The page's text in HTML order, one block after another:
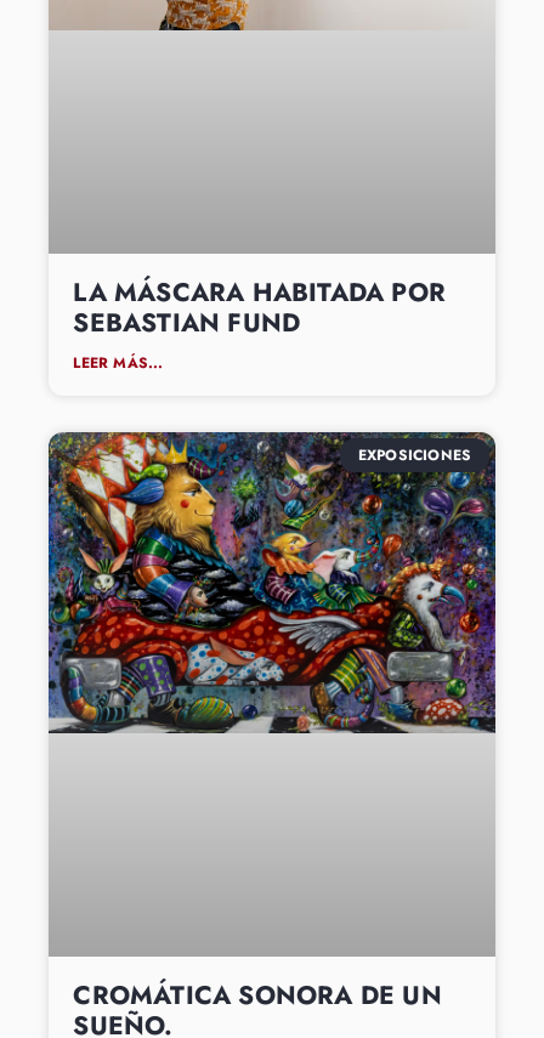
LA MÁSCARA HABITADA POR
SEBASTIAN FUND
LEER MÁS...
EXPOSICIONES
CROMÁTICA SONORA DE UN
SUEÑO.